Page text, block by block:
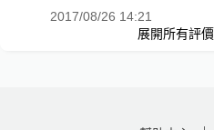
2017/08/26 14:21
展開所有評價